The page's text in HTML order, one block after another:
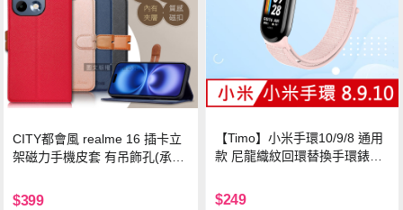
CITY都會風 realme 16 插卡立
架磁力手機皮套 有吊飾孔(承諾
$399
【Timo】小米手環10/9/8 通用
款 尼龍織紋回環替換手環錶帶-
$249